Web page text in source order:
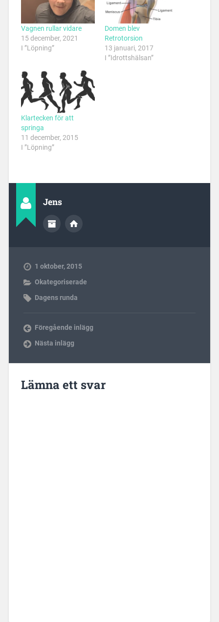
Vagnen rullar vidare
15 december, 2021
I ”Löpning”
Domen blev
Retrotorsion
13 januari, 2017
I ”Idrottshälsan”
Klartecken för att
springa
11 december, 2015
I ”Löpning”
Jens
1 oktober, 2015
Okategoriserade
Dagens runda
Föregående inlägg
Nästa inlägg
Lämna ett svar